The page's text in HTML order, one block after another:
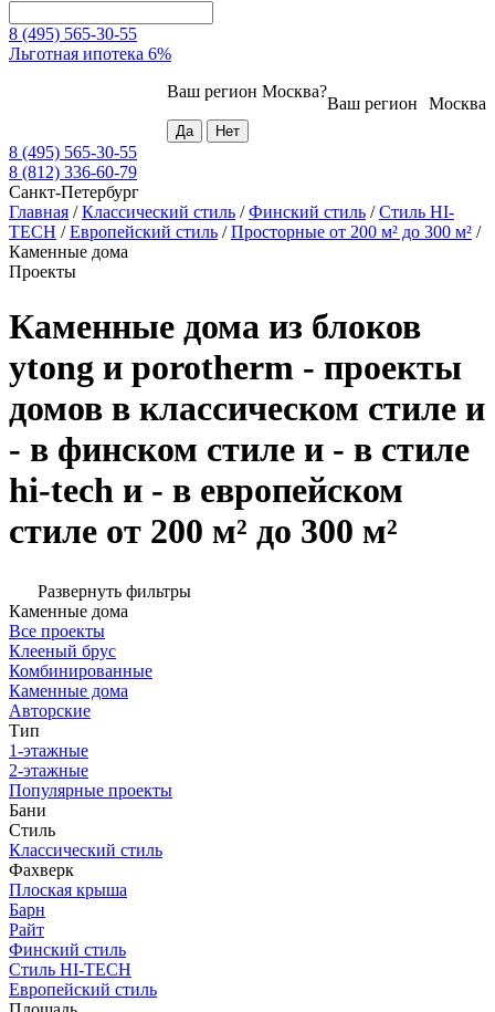
8 (495) 565-30-55
Льготная ипотека 6%
Москва
Ваш регион
Ваш регион Москва?
8 (495) 565-30-55
8 (812) 336-60-79
Санкт-Петербург
Главная /Классический стиль /Финский стиль /Стиль HI-
TECH /Европейский стиль /Просторные от 200 м² до 300 м² /
Каменные дома
Проекты
Каменные дома из блоков
ytong и porotherm - проекты
домов в классическом стиле и
- в финском стиле и - в стиле
hi-tech и - в европейском
стиле от 200 м² до 300 м²
Развернуть фильтры
Каменные дома
Все проекты
Клееный брус
Комбинированные
Каменные дома
Авторские
Тип
1-этажные
2-этажные
Популярные проекты
Бани
Стиль
Классический стиль
Фахверк
Плоская крыша
Барн
Райт
Финский стиль
Стиль HI-TECH
Европейский стиль